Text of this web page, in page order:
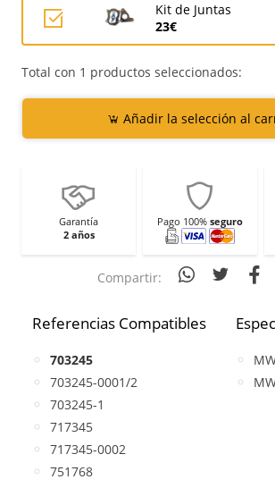
Kit de Juntas
23€
Total con 1 productos seleccionados:
Añadir la selección al
Garantía
2 años
Pago 100% seguro
Compartir:
Referencias Compatibles
703245
703245-0001/2
703245-1
717345
717345-0002
751768